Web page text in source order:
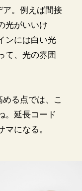
ア。例えば間接
光がいいけ
ンには白い光
て、光の雰囲
る点では、こ
。延長コード
になる。